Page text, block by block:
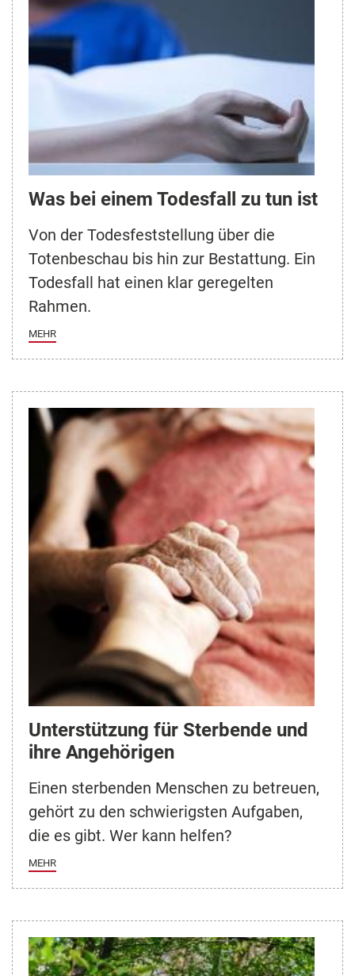
Was bei einem Todesfall zu tun ist
Von der Todesfeststellung über die
Totenbeschau bis hin zur Bestattung. Ein
Todesfall hat einen klar geregelten
Rahmen.
MEHR
Unterstützung für Sterbende und
ihre Angehörigen
Einen sterbenden Menschen zu betreuen,
gehört zu den schwierigsten Aufgaben,
die es gibt. Wer kann helfen?
MEHR